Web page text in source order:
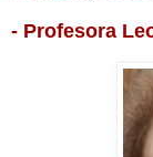
- Profesora